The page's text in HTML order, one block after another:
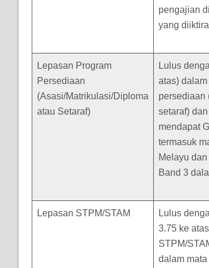
pengajian
yang
Lepasan Program
Persediaan
(Asasi/Matrikulasi/Diploma
atau Setaraf)
Lulus
atas)
persediaan
setaraf)
mendapat
termasuk
Melayu
Band 3
Lepasan STPM/STAM
Lulus
3.75 ke
STPM/
dalam